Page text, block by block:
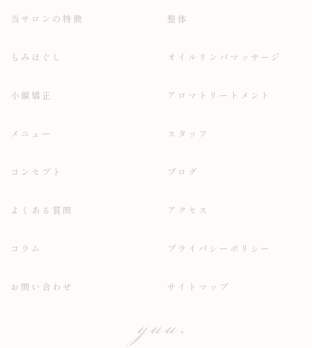
当サロンの特徴 整体
もみほぐし オイルリンパマッサージ
小顔矯正 アロマトリートメント
メニュー スタッフ
コンセプト ブログ
よくある質問 アクセス
コラム プライバシーポリシー
お問い合わせ サイトマップ